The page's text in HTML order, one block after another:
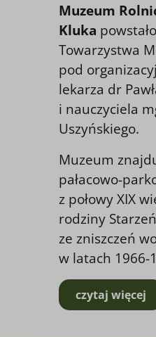
Muzeum
Kluka
Towarzystwa
pod
lekarza dr
i nauczyciela
Uszyńskiego.
Muzeum
pałacowo-
z połowy XIX
rodziny
ze zniszczeń
w latach 1966-
czytaj więcej